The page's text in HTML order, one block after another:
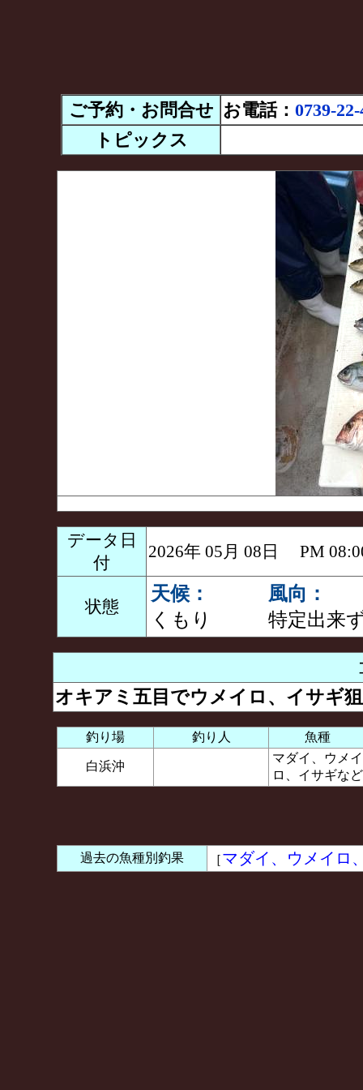
ご予約・お問合せ お電話： 0739-
トピックス
データ日
付
2026年 05月 08日 PM
状態
天候：
くもり
風向：
特定出来
オキアミ五目でウメイロ、イサギ
釣り場 釣り人 魚種
白浜沖
マダイ、ウメイ
ロ、イサギなど
過去の魚種別釣果 ［マダイ、ウメイロ